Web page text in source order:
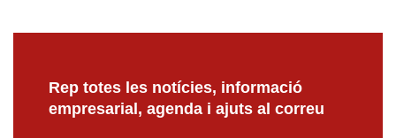
Rep totes les notícies, informació
empresarial, agenda i ajuts al correu